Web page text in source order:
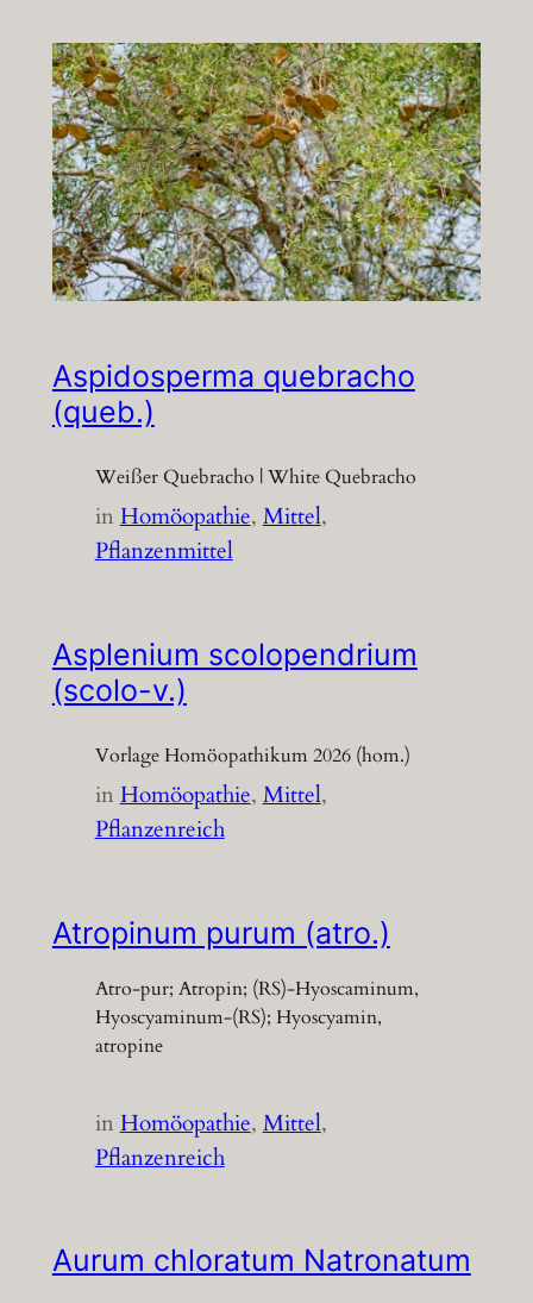
Aspidosperma quebracho
(queb.)
Weißer Quebracho | White Quebracho
inHomöopathie, Mittel
Pflanzenmittel
Asplenium scolopendrium
(scolo-v.)
Vorlage Homöopathikum 2026 (hom.)
inHomöopathie, Mittel
Pflanzenreich
Atropinum purum (atro.)
Atro-pur; Atropin; (RS)-Hyoscaminum,
Hyoscyaminum-(RS); Hyoscyamin,
atropine
inHomöopathie, Mittel
Pflanzenreich
Aurum chloratum Natronatum